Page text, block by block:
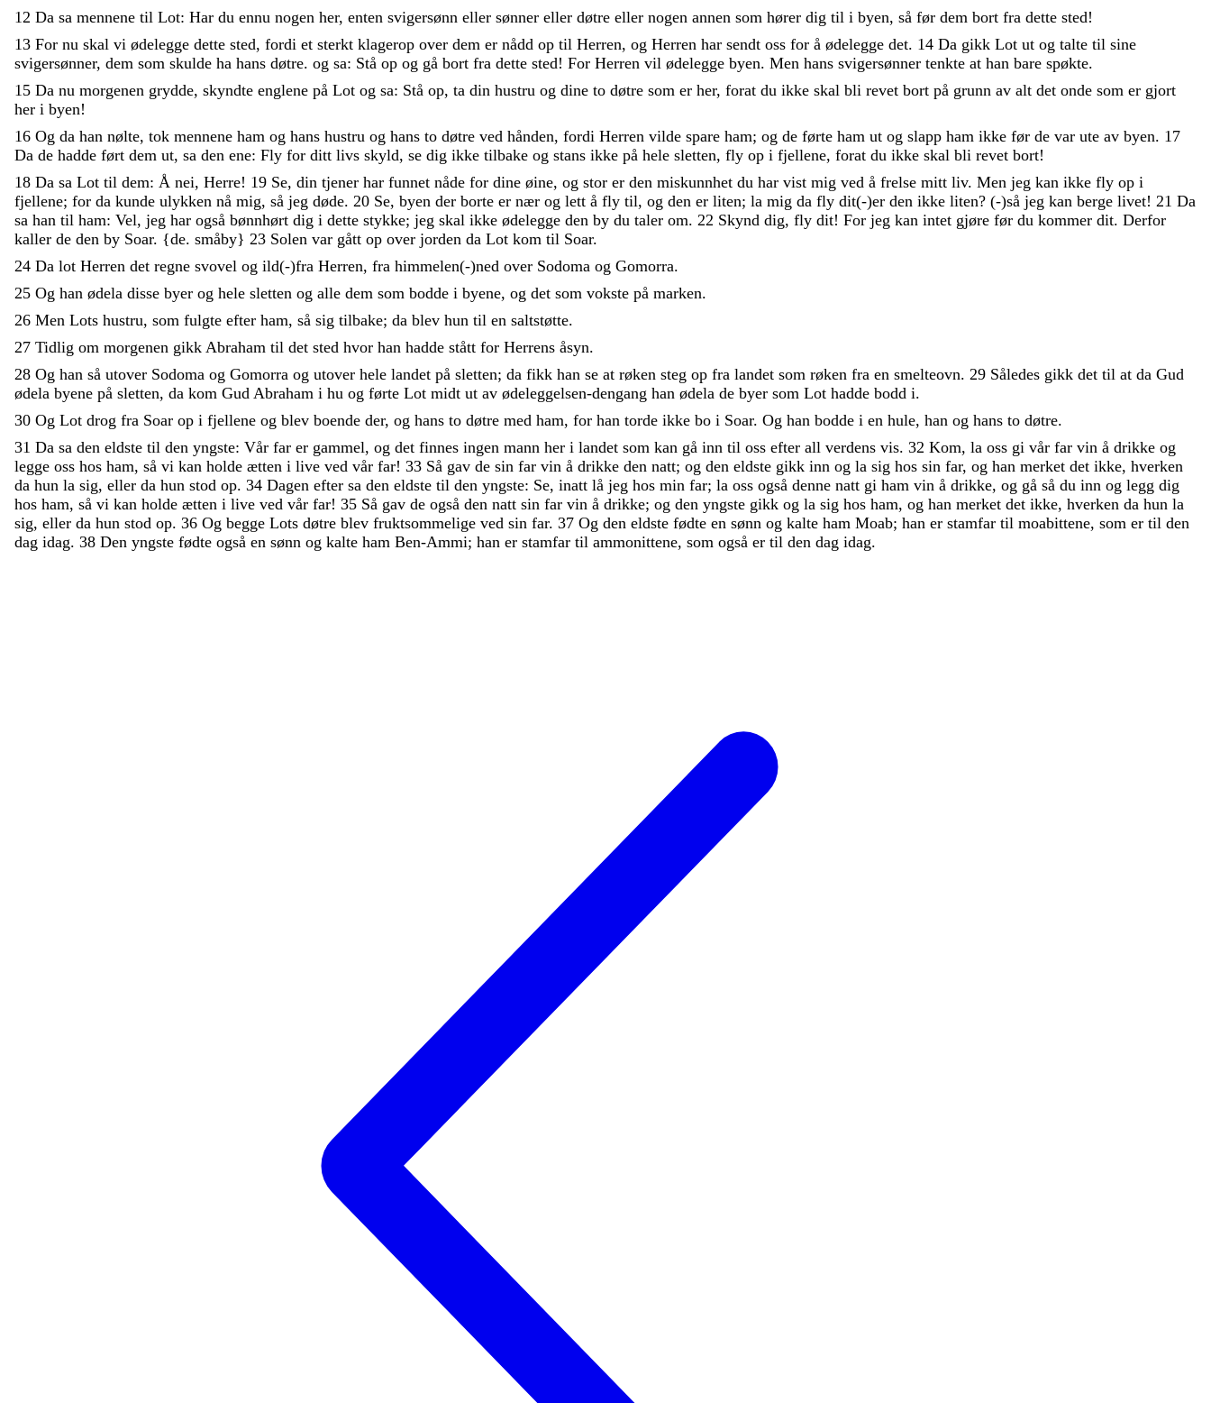
12 Da sa mennene til Lot: Har du ennu nogen her, enten svigersønn eller sønner eller døtre eller nogen annen som hører dig til i byen, så før dem bort fra dette sted!
13 For nu skal vi ødelegge dette sted, fordi et sterkt klagerop over dem er nådd op til Herren, og Herren har sendt oss for å ødelegge det. 14 Da gikk Lot ut og talte til sine
svigersønner, dem som skulde ha hans døtre. og sa: Stå op og gå bort fra dette sted! For Herren vil ødelegge byen. Men hans svigersønner tenkte at han bare spøkte.
15 Da nu morgenen grydde, skyndte englene på Lot og sa: Stå op, ta din hustru og dine to døtre som er her, forat du ikke skal bli revet bort på grunn av alt det onde som er gjort
her i byen!
16 Og da han nølte, tok mennene ham og hans hustru og hans to døtre ved hånden, fordi Herren vilde spare ham; og de førte ham ut og slapp ham ikke før de var ute av byen. 17
Da de hadde ført dem ut, sa den ene: Fly for ditt livs skyld, se dig ikke tilbake og stans ikke på hele sletten, fly op i fjellene, forat du ikke skal bli revet bort!
18 Da sa Lot til dem: Å nei, Herre! 19 Se, din tjener har funnet nåde for dine øine, og stor er den miskunnhet du har vist mig ved å frelse mitt liv. Men jeg kan ikke fly op i
fjellene; for da kunde ulykken nå mig, så jeg døde. 20 Se, byen der borte er nær og lett å fly til, og den er liten; la mig da fly dit(-)er den ikke liten? (-)så jeg kan berge livet! 21 Da
sa han til ham: Vel, jeg har også bønnhørt dig i dette stykke; jeg skal ikke ødelegge den by du taler om. 22 Skynd dig, fly dit! For jeg kan intet gjøre før du kommer dit. Derfor
kaller de den by Soar. {de. småby} 23 Solen var gått op over jorden da Lot kom til Soar.
24 Da lot Herren det regne svovel og ild(-)fra Herren, fra himmelen(-)ned over Sodoma og Gomorra.
25 Og han ødela disse byer og hele sletten og alle dem som bodde i byene, og det som vokste på marken.
26 Men Lots hustru, som fulgte efter ham, så sig tilbake; da blev hun til en saltstøtte.
27 Tidlig om morgenen gikk Abraham til det sted hvor han hadde stått for Herrens åsyn.
28 Og han så utover Sodoma og Gomorra og utover hele landet på sletten; da fikk han se at røken steg op fra landet som røken fra en smelteovn. 29 Således gikk det til at da Gud
ødela byene på sletten, da kom Gud Abraham i hu og førte Lot midt ut av ødeleggelsen-dengang han ødela de byer som Lot hadde bodd i.
30 Og Lot drog fra Soar op i fjellene og blev boende der, og hans to døtre med ham, for han torde ikke bo i Soar. Og han bodde i en hule, han og hans to døtre.
31 Da sa den eldste til den yngste: Vår far er gammel, og det finnes ingen mann her i landet som kan gå inn til oss efter all verdens vis. 32 Kom, la oss gi vår far vin å drikke og
legge oss hos ham, så vi kan holde ætten i live ved vår far! 33 Så gav de sin far vin å drikke den natt; og den eldste gikk inn og la sig hos sin far, og han merket det ikke, hverken
da hun la sig, eller da hun stod op. 34 Dagen efter sa den eldste til den yngste: Se, inatt lå jeg hos min far; la oss også denne natt gi ham vin å drikke, og gå så du inn og legg dig
hos ham, så vi kan holde ætten i live ved vår far! 35 Så gav de også den natt sin far vin å drikke; og den yngste gikk og la sig hos ham, og han merket det ikke, hverken da hun la
sig, eller da hun stod op. 36 Og begge Lots døtre blev fruktsommelige ved sin far. 37 Og den eldste fødte en sønn og kalte ham Moab; han er stamfar til moabittene, som er til den
dag idag. 38 Den yngste fødte også en sønn og kalte ham Ben-Ammi; han er stamfar til ammonittene, som også er til den dag idag.